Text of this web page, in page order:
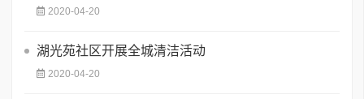
2020-04-20
湖光苑社区开展全城清洁活动
2020-04-20